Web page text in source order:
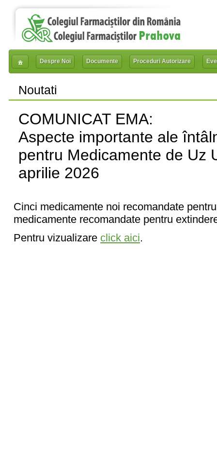
Despre Noi Documente Proceduri Autorizare
Noutati
COMUNICAT EMA:
Aspecte importante ale
pentru Medicamente de Uz
aprilie 2026
Cinci medicamente noi recomandate
medicamente recomandate pentru
Pentru vizualizare click aici.